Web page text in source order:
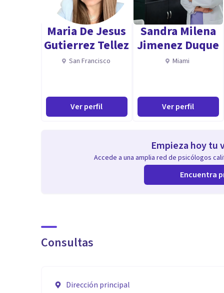
Puedo enseñar a tu hijo o a ti técnicas de estudio
También t puedo ayudar con problemas
acabas de tener a tu bebé.....
Maria De Jesus
Gutierrez Tellez
San Francisco
Ver perfil
Sandra Milena
Jimenez Duque
Miami
Ver perfil
Empieza hoy tu
Accede a una amplia red de psicólogos
Encuentra
Consultas
Dirección principal